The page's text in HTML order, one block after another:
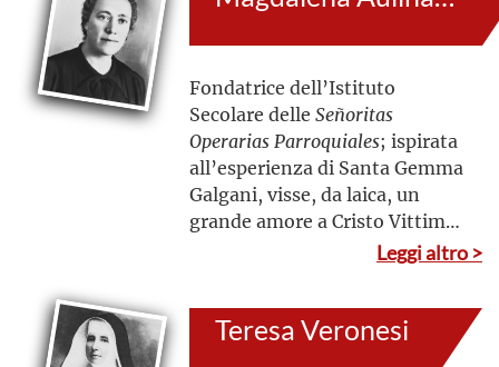
Fondatrice dell’Istituto
Secolare delle Señoritas
Operarias Parroquiales; ispirata
all’esperienza di Santa Gemma
Galgani, visse, da laica, un
grande amore a Cristo Vittima
anime. Dalla profonda vita
interiore scaturì la sua azione
Leggi altro >
Teresa Veronesi